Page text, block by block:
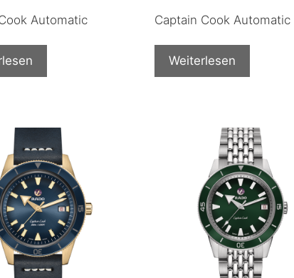
Automatic Captain Cook Automatic
Weiterlesen